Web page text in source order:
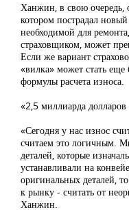
Ханжин, в свою очередь,
котором пострадал
необходимой для
страховщиком, может
Если же вариант
«вилка» может стать
формулы расчета износа.
«2,5 миллиарда
«Сегодня у нас износ
считаем это логичным.
деталей, которые
устанавливали на
оригинальных деталей,
к рынку - считать от
Ханжин.